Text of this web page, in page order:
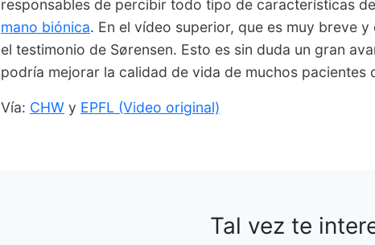
responsables de percibir todo tipo de características
mano biónica. En el vídeo superior, que es muy breve
el testimonio de Sørensen. Esto es sin duda un gran
podría mejorar la calidad de vida de muchos pacientes
Vía: CHW y EPFL (Video original)
Tal vez te